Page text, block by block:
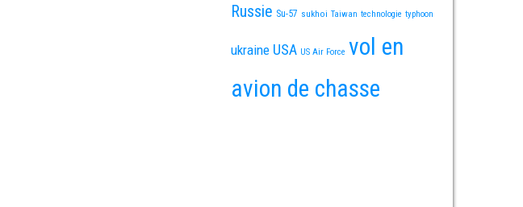
Russie Su-57 sukhoi Taiwan technologie typhoon
ukraine USA US Air Force vol en
avion de chasse